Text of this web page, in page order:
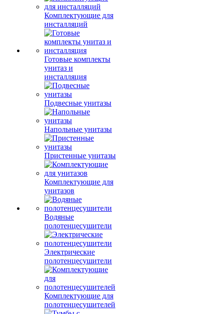
Комплектующие для
инсталляций
Готовые комплекты
унитаз и
инсталляция
Подвесные унитазы
Напольные унитазы
Пристенные унитазы
Комплектующие для
унитазов
Водяные
полотенцесушители
Электрические
полотенцесушители
Комплектующие для
полотенцесушителей